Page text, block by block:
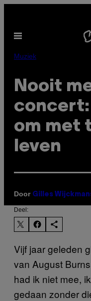
de
inhoud
Open
Muziek
Nooit
concert:
om met
leven
Door Gilles
Deel:
Vijf jaar geleden
van August
had ik niet mee,
gedaan zonder